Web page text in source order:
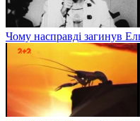
Чому насправді загинув